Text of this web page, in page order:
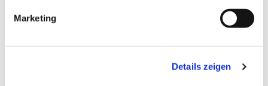
Marketing
Details zeigen